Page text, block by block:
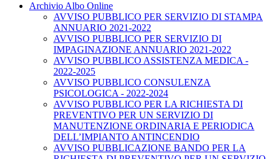
Archivio Albo Online
AVVISO PUBBLICO PER SERVIZIO DI STAMPA
ANNUARIO 2021-2022
AVVISO PUBBLICO PER SERVIZIO DI
IMPAGINAZIONE ANNUARIO 2021-2022
AVVISO PUBBLICO ASSISTENZA MEDICA -
2022-2025
AVVISO PUBBLICO CONSULENZA
PSICOLOGICA - 2022-2024
AVVISO PUBBLICO PER LA RICHIESTA DI
PREVENTIVO PER UN SERVIZIO DI
MANUTENZIONE ORDINARIA E PERIODICA
DELL’IMPIANTO ANTINCENDIO
AVVISO PUBBLICAZIONE BANDO PER LA